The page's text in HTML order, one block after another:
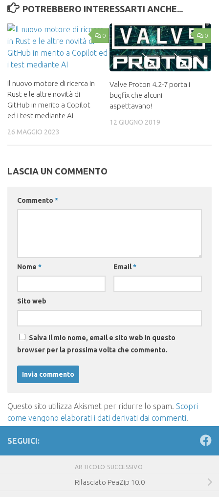
POTREBBERO INTERESSARTI ANCHE...
0
Il nuovo motore di ricerca in
Rust e le altre novità di
GitHub in merito a Copilot
ed i test mediante AI
26 MAGGIO 2023
0
Valve Proton 4.2-7 porta i
bugfix che alcuni
aspettavano!
12 GIUGNO 2019
LASCIA UN COMMENTO
Commento *
Nome * Email*
Sito web
Salva il mio nome, email e sito web in questo
browser per la prossima volta che commento.
Questo sito utilizza Akismet per ridurre lo spam. Scopri
come vengono elaborati i dati derivati dai commenti.
SEGUICI:
ARTICOLO SUCCESSIVO
Rilasciato PeaZip 10.0